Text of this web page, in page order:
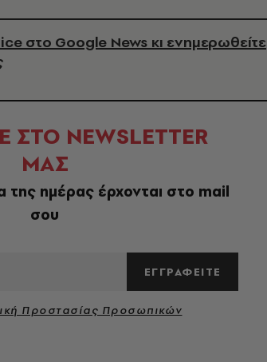
στο Google News κι ενημερωθείτε
ΣΤΟ NEWSLETTER
ΜΑΣ
της ημέρας έρχονται στο mail
σου
ΕΓΓΡΑΦΕΙΤΕ
Προστασίας Προσωπικών